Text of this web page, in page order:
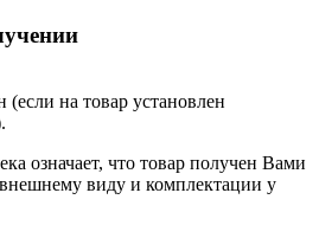
на товар установлен
означает, что товар получен Вами
виду и комплектации у